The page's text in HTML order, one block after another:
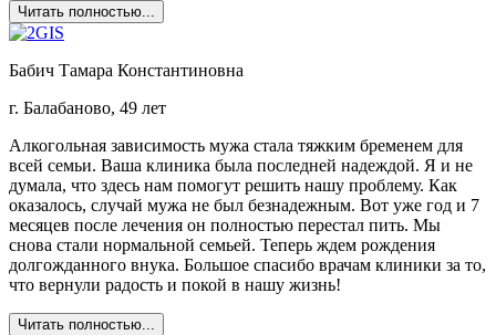
Читать полностью...
Бабич Тамара Константиновна
г. Балабаново, 49 лет
Алкогольная зависимость мужа стала тяжким бременем для
всей семьи. Ваша клиника была последней надеждой. Я и не
думала, что здесь нам помогут решить нашу проблему. Как
оказалось, случай мужа не был безнадежным. Вот уже год и 7
месяцев после лечения он полностью перестал пить. Мы
снова стали нормальной семьей. Теперь ждем рождения
долгожданного внука. Большое спасибо врачам клиники за то,
что вернули радость и покой в нашу жизнь!
Читать полностью...